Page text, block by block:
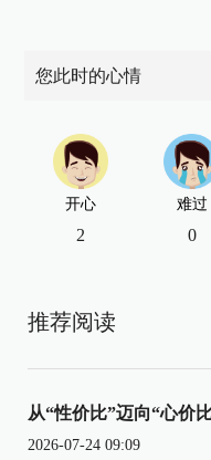
您此时的心情
开心
2
难过
0
推荐阅读
从“性价比”迈向“心价
2026-07-24 09:09